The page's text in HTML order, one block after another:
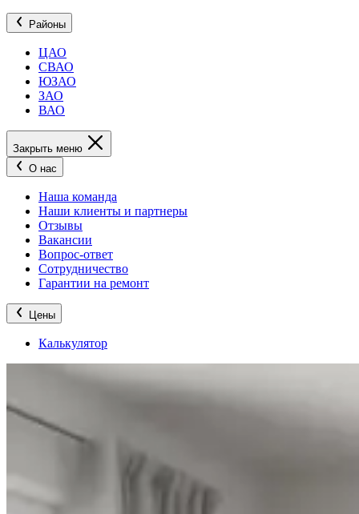
Районы
ЦАО
СВАО
ЮЗАО
ЗАО
ВАО
Закрыть меню
О нас
Наша команда
Наши клиенты и партнеры
Отзывы
Вакансии
Вопрос-ответ
Сотрудничество
Гарантии на ремонт
Цены
Калькулятор